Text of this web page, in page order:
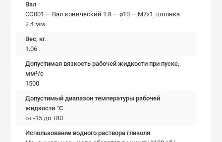
Вал
CO001 — Вал конический 1:8 — ø10 — М7x1. шпонка
2.4 мм
Вес, кг.
1.06
Допустимая вязкость рабочей жидкости при пуске,
мм²/c
1500
Допустимый диапазон температуры рабочей
жидкости °C
от -15 до +80
Использование водного раствора гликоля